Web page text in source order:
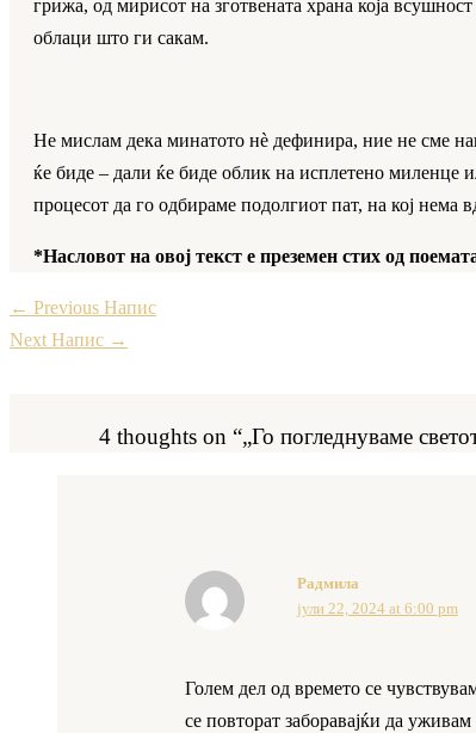
грижа, од мирисот на зготвената храна која
облаци што ги сакам.
Не мислам дека минатото нѐ дефинира, ние не сме
ќе биде – дали ќе биде облик на исплетено миленце
процесот да го одбираме подолгиот пат, на кој нема
*Насловот на овој текст е преземен стих од
← Previous Напис
Next Напис →
4 thoughts on “„Го погледнуваме
Радмила
јули 22, 2024 at 6:00 pm
Голем дел од времето се
се повторат заборавајќи да